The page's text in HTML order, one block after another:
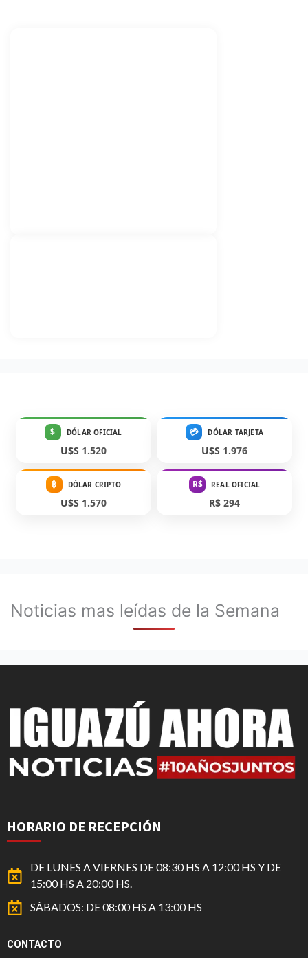
$ DÓLAR OFICIAL
U$S 1.520
💳 DÓLAR TARJETA
U$S 1.976
₿ DÓLAR CRIPTO
U$S 1.570
R$ REAL OFICIAL
R$ 294
Noticias mas leídas de la Semana
HORARIO DE RECEPCIÓN
DE LUNES A VIERNES DE 08:30 HS A 12:00 HS Y DE
15:00 HS A 20:00 HS.
SÁBADOS: DE 08:00 HS A 13:00 HS
CONTACTO